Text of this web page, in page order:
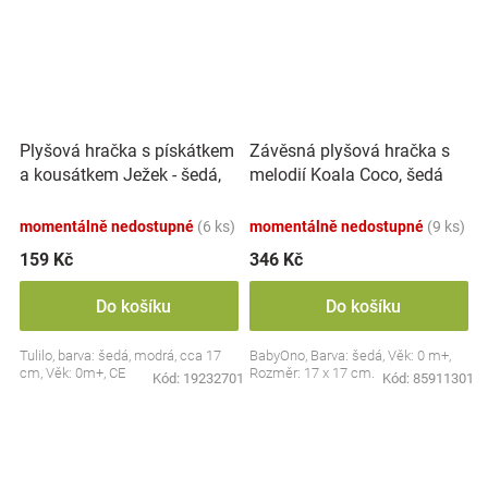
Plyšová hračka s pískátkem
a kousátkem Ježek - šedá,
momentálně nedostupné (6 ks)
159 Kč
Do košíku
Tulilo, barva: šedá, modrá, cca 17
cm, Věk: 0m+, CE
Kód: 19232701
Závěsná plyšová hračka s
melodií Koala Coco, šedá
momentálně nedostupné (9 ks)
346 Kč
Do košíku
BabyOno, Barva: šedá, Věk: 0 m+,
Rozměr: 17 x 17 cm.
Kód: 85911301